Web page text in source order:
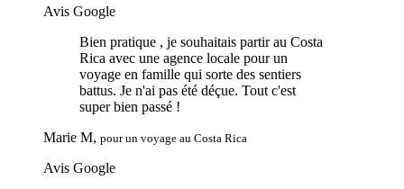
Avis Google
Bien pratique , je souhaitais partir au Costa
Rica avec une agence locale pour un
voyage en famille qui sorte des sentiers
battus. Je n'ai pas été déçue. Tout c'est
super bien passé !
Marie M, pour un voyage au Costa Rica
Avis Google